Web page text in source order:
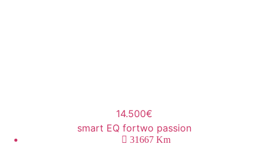
14.500€
smart EQ fortwo passion
31667 Km